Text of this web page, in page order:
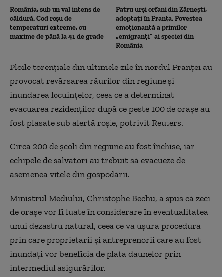
România, sub un val intens de
căldură. Cod roșu de
temperaturi extreme, cu
maxime de până la 41 de grade
Patru urși orfani din Zărnești,
adoptați în Franța. Povestea
emoționantă a primilor
„emigranți” ai speciei din
România
Ploile torenţiale din ultimele zile în nordul Franţei au
provocat revărsarea râurilor din regiune şi
inundarea locuinţelor, ceea ce a determinat
evacuarea rezidenţilor după ce peste 100 de oraşe au
fost plasate sub alertă roşie, potrivit Reuters.
Circa 200 de şcoli din regiune au fost închise, iar
echipele de salvatori au trebuit să evacueze de
asemenea vitele din gospodării.
Ministrul Mediului, Christophe Bechu, a spus că zeci
de oraşe vor fi luate în considerare în eventualitatea
unui dezastru natural, ceea ce va uşura procedura
prin care proprietarii şi antreprenorii care au fost
inundaţi vor beneficia de plata daunelor prin
intermediul asigurărilor.